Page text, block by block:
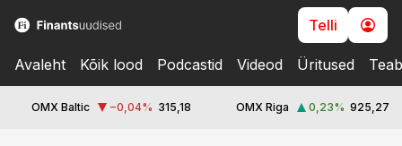
Telli
Avaleht Kõik lood Podcastid Videod Üritused
OMX Baltic −0,04% 315,18 OMX Riga 0,23% 925,27